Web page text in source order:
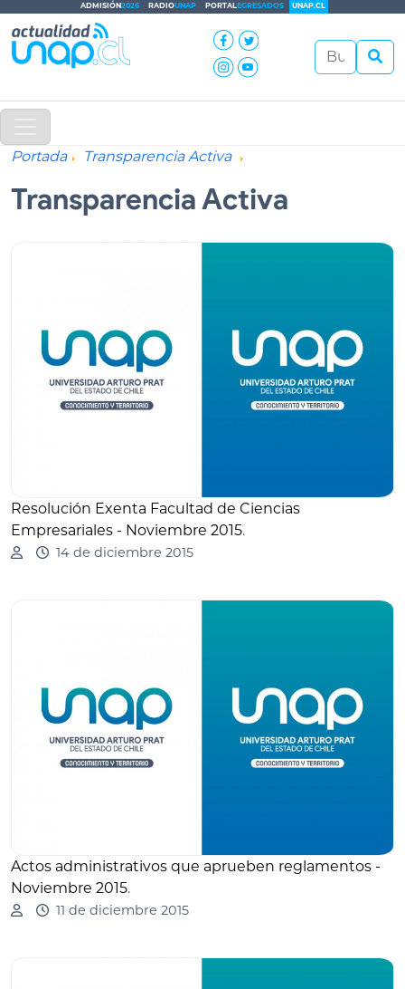
ADMISIÓN2026 RADIOUNAP PORTALEGRESADOS UNAP.CL
Portada Transparencia Activa
Transparencia Activa
Resolución Exenta Facultad de Ciencias
Empresariales - Noviembre 2015.
14 de diciembre 2015
Actos administrativos que aprueben reglamentos -
Noviembre 2015.
11 de diciembre 2015